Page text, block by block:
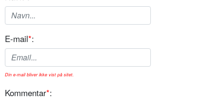
E-mail*:
Din e-mail bliver ikke vist på sitet.
Kommentar*: